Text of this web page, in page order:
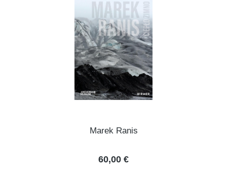
Marek Ranis
Regulärer Preis:
60,00 €